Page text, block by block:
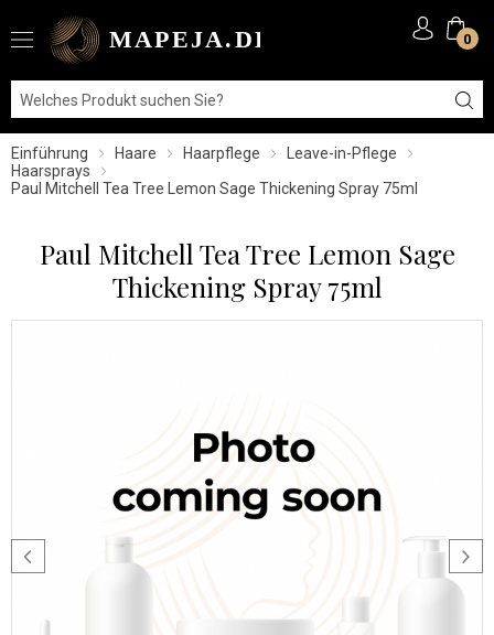
0
Einführung Haare Haarpflege
Leave-in-Pflege
Haarsprays
Paul Mitchell Tea Tree Lemon Sage Thickening Spray 75ml
Paul Mitchell Tea Tree Lemon Sage
Thickening Spray 75ml